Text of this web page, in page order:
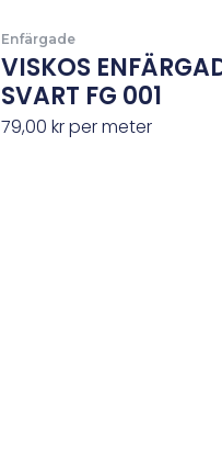
Enfärgade
VISKOS
SVART FG 001
79,00 krper meter